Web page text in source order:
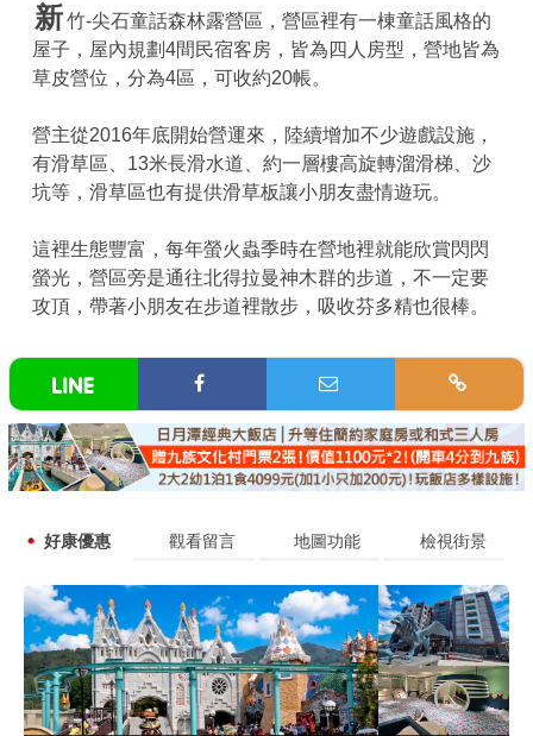
新竹-尖石童話森林露營區，營區裡有一棟童話風格的
屋子，屋內規劃4間民宿客房，皆為四人房型，營地皆為
草皮營位，分為4區，可收約20帳。
營主從2016年底開始營運來，陸續增加不少遊戲設施，
有滑草區、13米長滑水道、約一層樓高旋轉溜滑梯、沙
坑等，滑草區也有提供滑草板讓小朋友盡情遊玩。
這裡生態豐富，每年螢火蟲季時在營地裡就能欣賞閃閃
螢光，營區旁是通往北得拉曼神木群的步道，不一定要
攻頂，帶著小朋友在步道裡散步，吸收芬多精也很棒。
好康優惠 觀看留言 地圖功能 檢視街景